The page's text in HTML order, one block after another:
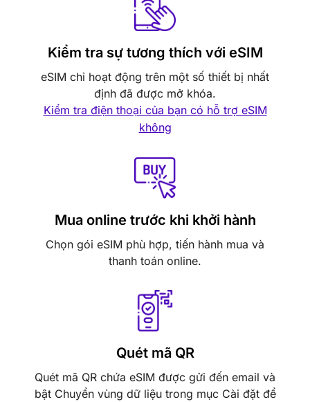
Kiểm tra sự tương thích với eSIM
eSIM chỉ hoạt động trên một số thiết bị nhất
định đã được mở khóa.
Kiểm tra điện thoại của bạn có hỗ trợ eSIM
không
Mua online trước khi khởi hành
Chọn gói eSIM phù hợp, tiến hành mua và
thanh toán online.
Quét mã QR
Quét mã QR chứa eSIM được gửi đến email và
bật Chuyển vùng dữ liệu trong mục Cài đặt để